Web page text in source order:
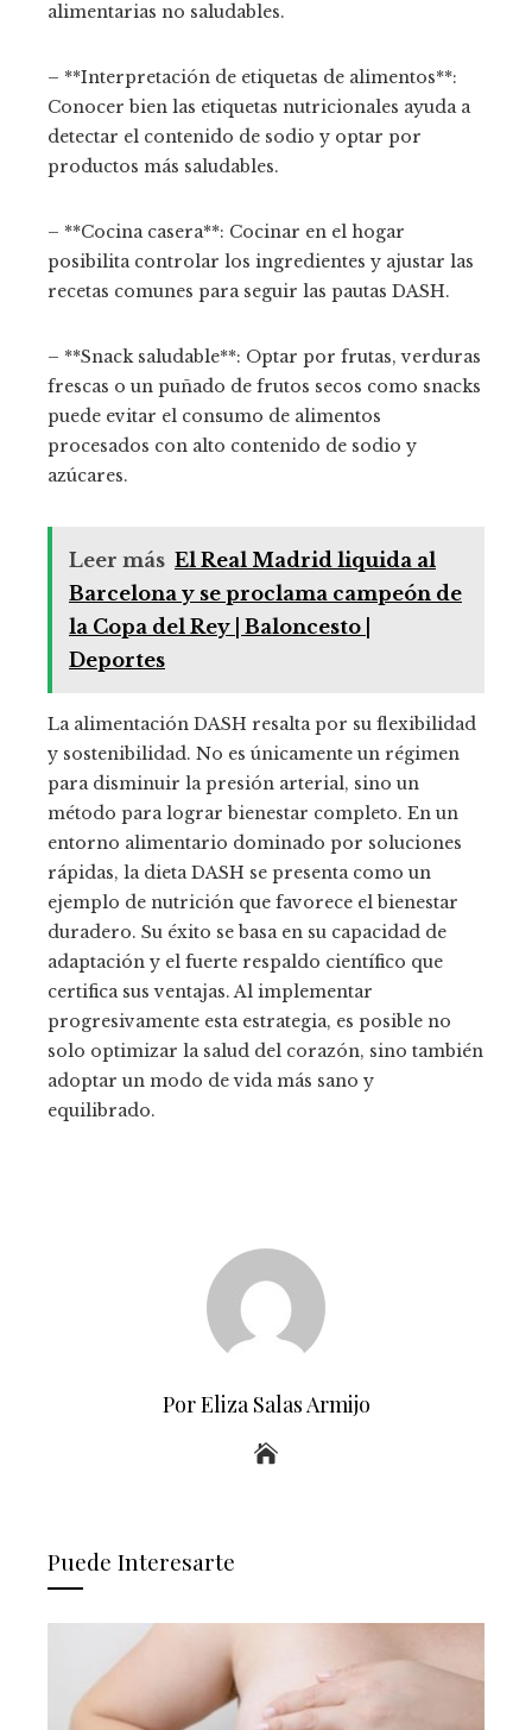
alimentarias no saludables.
– **Interpretación de etiquetas de alimentos**:
Conocer bien las etiquetas nutricionales ayuda a
detectar el contenido de sodio y optar por
productos más saludables.
– **Cocina casera**: Cocinar en el hogar
posibilita controlar los ingredientes y ajustar las
recetas comunes para seguir las pautas DASH.
– **Snack saludable**: Optar por frutas, verduras
frescas o un puñado de frutos secos como snacks
puede evitar el consumo de alimentos
procesados con alto contenido de sodio y
azúcares.
Leer más El Real Madrid liquida al
Barcelona y se proclama campeón de
la Copa del Rey | Baloncesto |
Deportes
La alimentación DASH resalta por su flexibilidad
y sostenibilidad. No es únicamente un régimen
para disminuir la presión arterial, sino un
método para lograr bienestar completo. En un
entorno alimentario dominado por soluciones
rápidas, la dieta DASH se presenta como un
ejemplo de nutrición que favorece el bienestar
duradero. Su éxito se basa en su capacidad de
adaptación y el fuerte respaldo científico que
certifica sus ventajas. Al implementar
progresivamente esta estrategia, es posible no
solo optimizar la salud del corazón, sino también
adoptar un modo de vida más sano y
equilibrado.
Por Eliza Salas Armijo
Puede Interesarte